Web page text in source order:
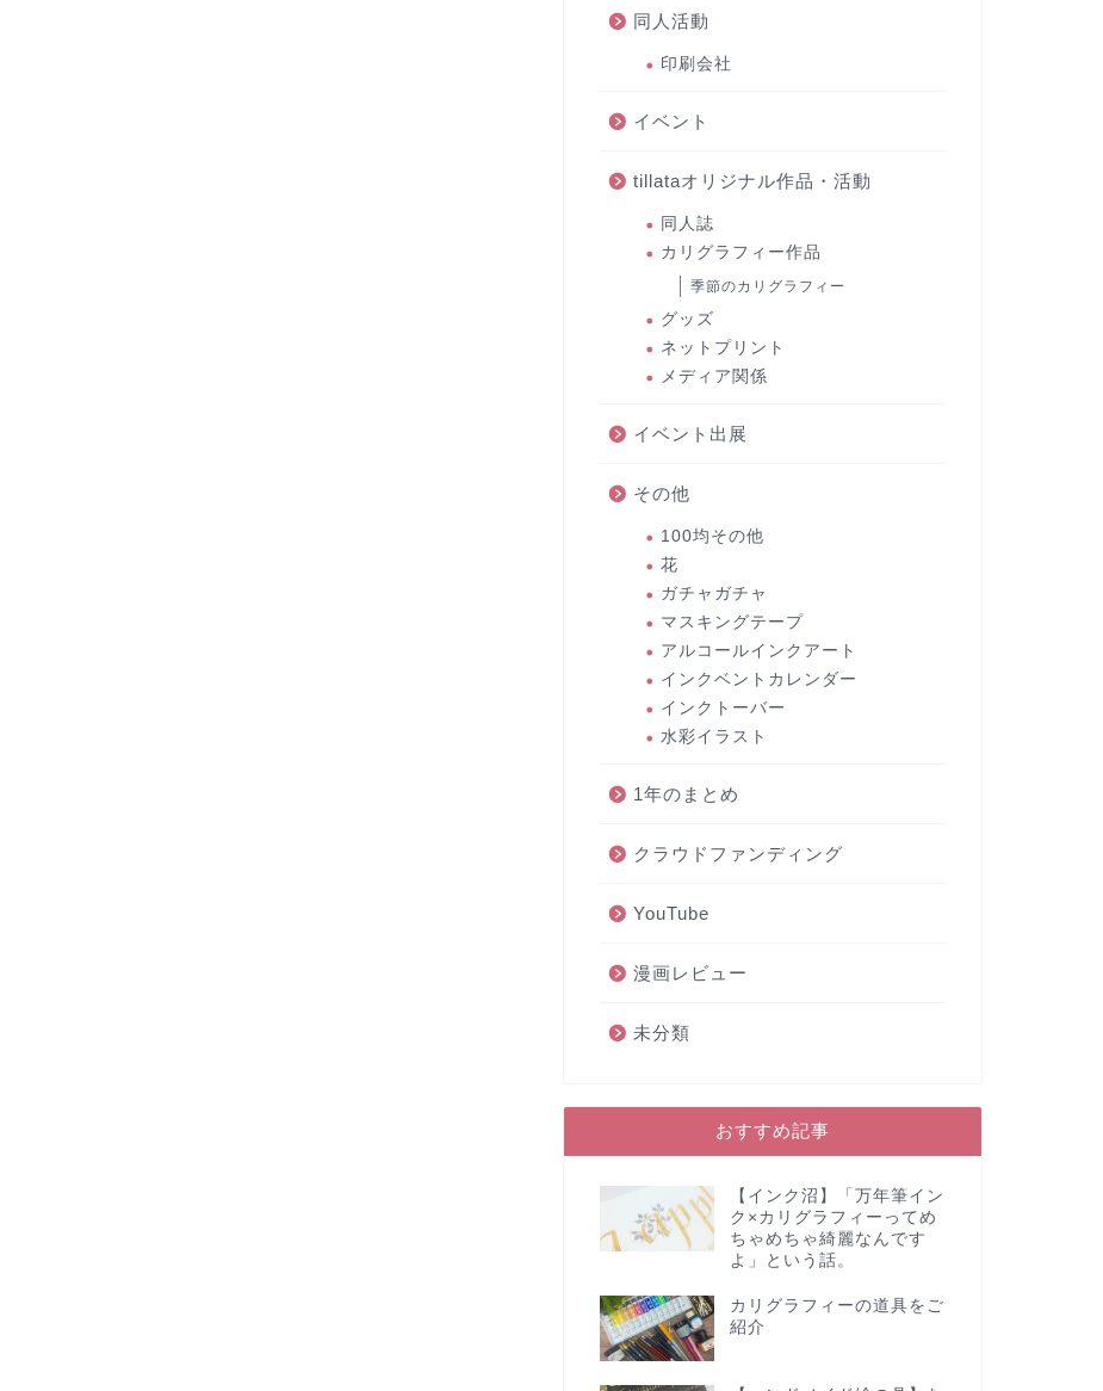
同人活動
印刷会社
イベント
tillataオリジナル作品・活動
同人誌
カリグラフィー作品
季節のカリグラフィー
グッズ
ネットプリント
メディア関係
イベント出展
その他
100均その他
花
ガチャガチャ
マスキングテープ
アルコールインクアート
インクベントカレンダー
インクトーバー
水彩イラスト
1年のまとめ
クラウドファンディング
YouTube
漫画レビュー
未分類
おすすめ記事
【インク沼】「万年筆イン
ク×カリグラフィーってめ
ちゃめちゃ綺麗なんです
よ」という話。
カリグラフィーの道具をご
紹介